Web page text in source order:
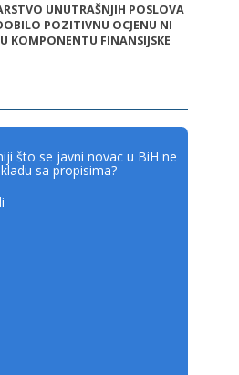
UNUTRAŠNJIH POSLOVA
POZITIVNU OCJENU NI
KOMPONENTU FINANSIJSKE
što se javni novac u BiH ne
sa propisima?